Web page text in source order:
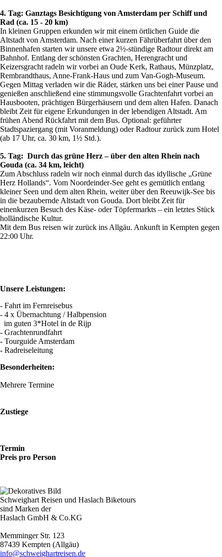
4. Tag: Ganztags Besichtigung von Amsterdam per Schiff und
Rad (ca. 15 - 20 km)
In kleinen Gruppen erkunden wir mit einem örtlichen Guide die
Altstadt von Amsterdam. Nach einer kurzen Fährüberfahrt über den
Binnenhafen starten wir unsere etwa 2½-stündige Radtour direkt am
Bahnhof. Entlang der schönsten Grachten, Herengracht und
Keizersgracht radeln wir vorbei an Oude Kerk, Rathaus, Münzplatz,
Rembrandthaus, Anne-Frank-Haus und zum Van-Gogh-Museum.
Gegen Mittag verladen wir die Räder, stärken uns bei einer Pause und
genießen anschließend eine stimmungsvolle Grachtenfahrt vorbei an
Hausbooten, prächtigen Bürgerhäusern und dem alten Hafen. Danach
bleibt Zeit für eigene Erkundungen in der lebendigen Altstadt. Am
frühen Abend Rückfahrt mit dem Bus. Optional: geführter
Stadtspaziergang (mit Voranmeldung) oder Radtour zurück zum Hotel
(ab 17 Uhr, ca. 30 km, 1½ Std.).
5. Tag: Durch das grüne Herz – über den alten Rhein nach
Gouda (ca. 34 km, leicht)
Zum Abschluss radeln wir noch einmal durch das idyllische „Grüne
Herz Hollands“. Vom Noordeinder-See geht es gemütlich entlang
kleiner Seen und dem alten Rhein, weiter über den Reeuwijk-See bis
in die bezaubernde Altstadt von Gouda. Dort bleibt Zeit für
einenkurzen Besuch des Käse- oder Töpfermarkts – ein letztes Stück
holländische Kultur.
Mit dem Bus reisen wir zurück ins Allgäu. Ankunft in Kempten gegen
22:00 Uhr.
Unsere Leistungen:
- Fahrt im Fernreisebus
- 4 x Übernachtung / Halbpension
im guten 3*Hotel in de Rijp
- Grachtenrundfahrt
- Tourguide Amsterdam
- Radreiseleitung
Besonderheiten:
Mehrere Termine
Zustiege
Termin
Preis pro Person
Schweighart Reisen und Haslach Biketours
sind Marken der
Haslach GmbH & Co.KG
Memminger Str. 123
87439 Kempten (Allgäu)
info@schweighartreisen.de